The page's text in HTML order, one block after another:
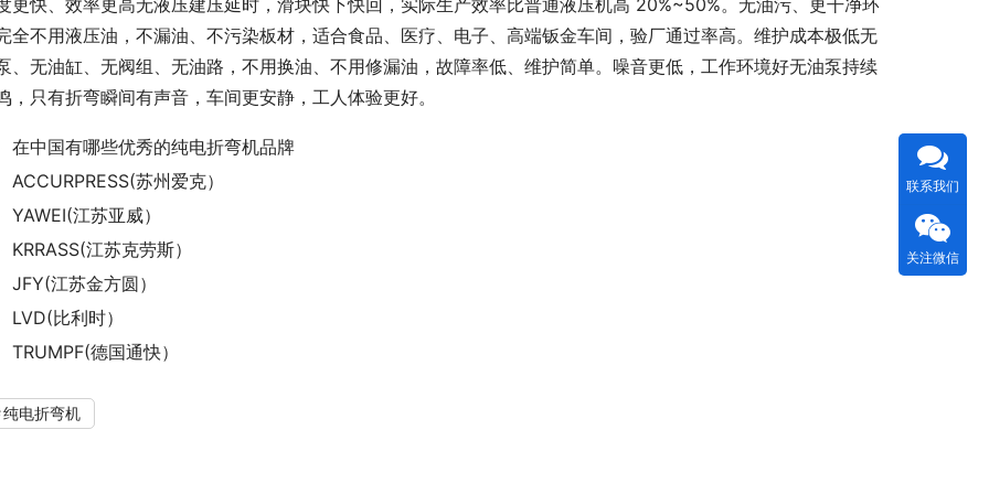
全不用液压油，不漏油、不污染板材，适合食品、医疗、电子、高端钣金车间，验厂通过率高。维护成本极低无
、无油缸、无阀组、无油路，不用换油、不用修漏油，故障率低、维护简单。噪音更低，工作环境好无油泵持续
，只有折弯瞬间有声音，车间更安静，工人体验更好。
在中国有哪些优秀的纯电折弯机品牌
ACCURPRESS(苏州爱克）
YAWEI(江苏亚威）
KRRASS(江苏克劳斯）
JFY(江苏金方圆）
LVD(比利时）
TRUMPF(德国通快）
纯电折弯机
联系我们
关注微信